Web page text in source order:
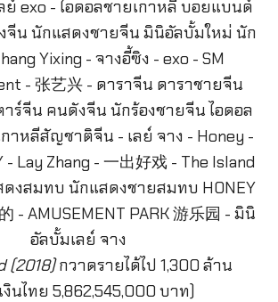
(2018)กวาดรายได้ไป 1,300 ล้าน
นไทย 5,862,545,000 บาท)